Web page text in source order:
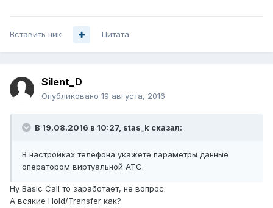
Вставить ник Цитата
Silent_D
Опубликовано 19 августа, 2016
В 19.08.2016 в 10:27, stas_k сказал:
В настройках телефона укажете параметры данные
оператором виртуальной АТС.
Ну Basic Call то заработает, не вопрос.
А всякие Hold/Transfer как?